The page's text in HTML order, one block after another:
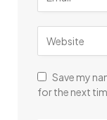
Save my
for the next